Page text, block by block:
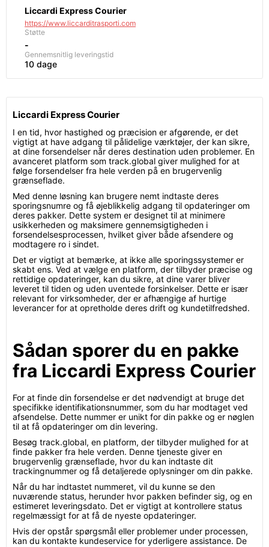
Liccardi Express Courier
https://www.liccarditrasporti.com
Støtte
-
Gennemsnitlig leveringstid
10 dage
Liccardi Express Courier
I en tid, hvor hastighed og præcision er afgørende, er det
vigtigt at have adgang til pålidelige værktøjer, der kan sikre,
at dine forsendelser når deres destination uden problemer. En
avanceret platform som track.global giver mulighed for at
følge forsendelser fra hele verden på en brugervenlig
grænseflade.
Med denne løsning kan brugere nemt indtaste deres
sporingsnumre og få øjeblikkelig adgang til opdateringer om
deres pakker. Dette system er designet til at minimere
usikkerheden og maksimere gennemsigtigheden i
forsendelsesprocessen, hvilket giver både afsendere og
modtagere ro i sindet.
Det er vigtigt at bemærke, at ikke alle sporingssystemer er
skabt ens. Ved at vælge en platform, der tilbyder præcise og
rettidige opdateringer, kan du sikre, at dine varer bliver
leveret til tiden og uden uventede forsinkelser. Dette er især
relevant for virksomheder, der er afhængige af hurtige
leverancer for at opretholde deres drift og kundetilfredshed.
Sådan sporer du en pakke
fra Liccardi Express Courier
For at finde din forsendelse er det nødvendigt at bruge det
specifikke identifikationsnummer, som du har modtaget ved
afsendelse. Dette nummer er unikt for din pakke og er nøglen
til at få opdateringer om din levering.
Besøg track.global, en platform, der tilbyder mulighed for at
finde pakker fra hele verden. Denne tjeneste giver en
brugervenlig grænseflade, hvor du kan indtaste dit
trackingnummer og få detaljerede oplysninger om din pakke.
Når du har indtastet nummeret, vil du kunne se den
nuværende status, herunder hvor pakken befinder sig, og en
estimeret leveringsdato. Det er vigtigt at kontrollere status
regelmæssigt for at få de nyeste opdateringer.
Hvis der opstår spørgsmål eller problemer under processen,
kan du kontakte kundeservice for yderligere assistance. De